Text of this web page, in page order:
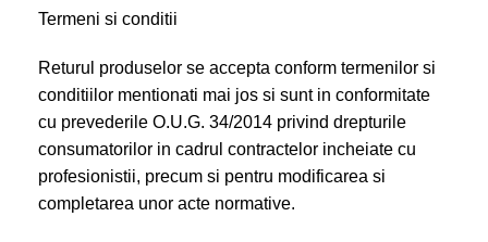
Termeni si conditii
Returul produselor se accepta conform termenilor si
conditiilor mentionati mai jos si sunt in conformitate
cu prevederile O.U.G. 34/2014 privind drepturile
consumatorilor in cadrul contractelor incheiate cu
profesionistii, precum si pentru modificarea si
completarea unor acte normative.